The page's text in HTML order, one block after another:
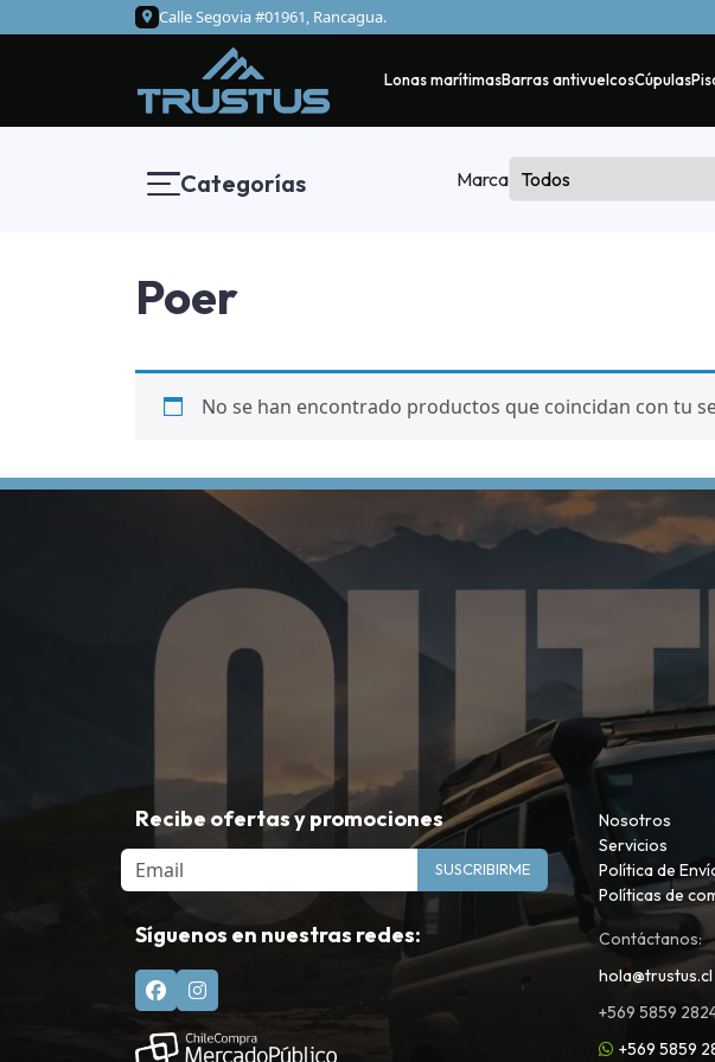
Calle Segovia #01961, Rancagua.
Lonas marítimasBarras antivuelcosCúpulas
Categorías Marca
Poer
No se han encontrado productos que coincidan con tu
Recibe ofertas y promociones
Email SUSCRIBIRME
Síguenos en nuestras redes:
Nosotros
Servicios
Política de
Políticas de
Contáctanos:
hola@trustus.cl
+569 5859
+569 5859